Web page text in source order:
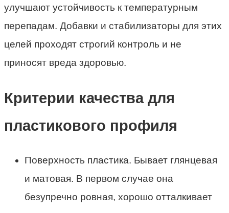
улучшают устойчивость к температурным
перепадам. Добавки и стабилизаторы для этих
целей проходят строгий контроль и не
приносят вреда здоровью.
Критерии качества для
пластикового профиля
Поверхность пластика. Бывает глянцевая
и матовая. В первом случае она
безупречно ровная, хорошо отталкивает